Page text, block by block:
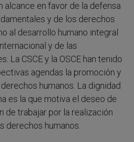
alcance en favor de la defensa
y de los derechos
al desarrollo humano integral
y de las
La CSCE y la OSCE han tenido
agendas la promoción y
humanos. La dignidad
es la que motiva el deseo de
de trabajar por la realización
derechos humanos.